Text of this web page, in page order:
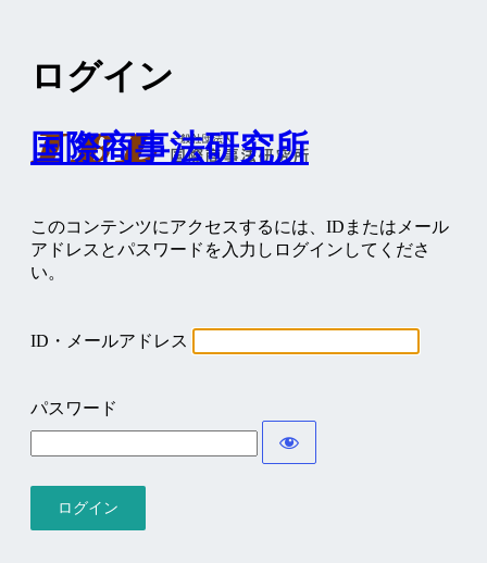
ログイン
国際商事法研究所
このコンテンツにアクセスするには、IDまたはメール
アドレスとパスワードを入力しログインしてくださ
い。
ID・メールアドレス
パスワード